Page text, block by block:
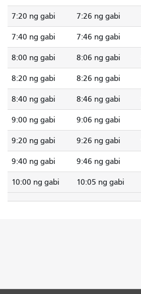
7:20 ng gabi 7:26 ng gabi
7:40 ng gabi 7:46 ng gabi
8:00 ng gabi 8:06 ng gabi
8:20 ng gabi 8:26 ng gabi
8:40 ng gabi 8:46 ng gabi
9:00 ng gabi 9:06 ng gabi
9:20 ng gabi 9:26 ng gabi
9:40 ng gabi 9:46 ng gabi
10:00 ng gabi 10:05 ng gabi